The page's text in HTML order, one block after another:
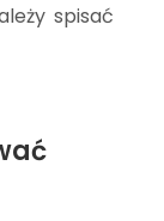
spisać